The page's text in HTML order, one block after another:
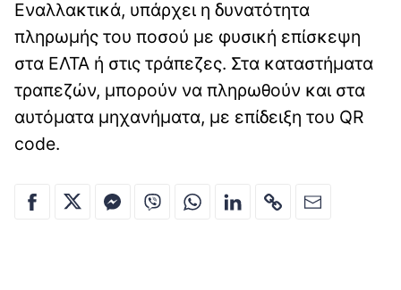
Εναλλακτικά, υπάρχει η δυνατότητα
πληρωμής του ποσού με φυσική επίσκεψη
στα ΕΛΤΑ ή στις τράπεζες. Στα καταστήματα
τραπεζών, μπορούν να πληρωθούν και στα
αυτόματα μηχανήματα, με επίδειξη του QR
code.